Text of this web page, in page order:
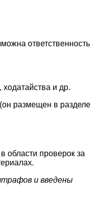
ответственность
и др.
размещен в разделе
области проверок за
и введены